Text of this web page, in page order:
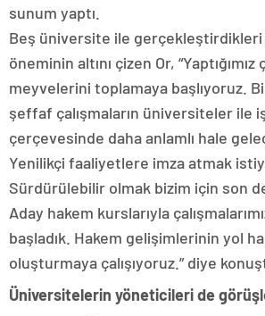
sunum yaptı.
Beş üniversite ile
öneminin altını çizen Or, “Yaptığımız
meyvelerini toplamaya başlıyoruz.
şeffaf çalışmaların üniversiteler ile
çerçevesinde daha anlamlı hale
Yenilikçi faaliyetlere imza atmak
Sürdürülebilir olmak bizim için son
Aday hakem kurslarıyla
başladık. Hakem gelişimlerinin yol
oluşturmaya çalışıyoruz.” diye
Üniversitelerin yöneticileri de